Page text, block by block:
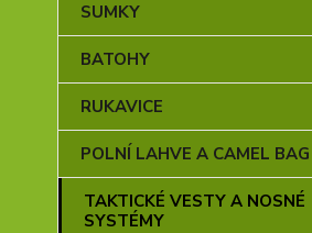
SUMKY
BATOHY
RUKAVICE
POLNÍ LAHVE A CAMEL BAG
TAKTICKÉ VESTY A NOSNÉ
SYSTÉMY